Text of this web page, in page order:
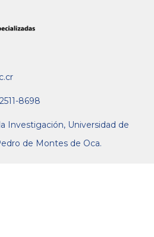
8698
Investigación, Universidad de
de Montes de Oca.